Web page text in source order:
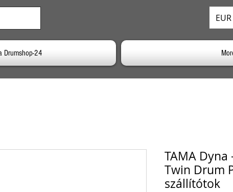
Drumshop-24
TAMA Dyna
Twin Drum
szállítótok